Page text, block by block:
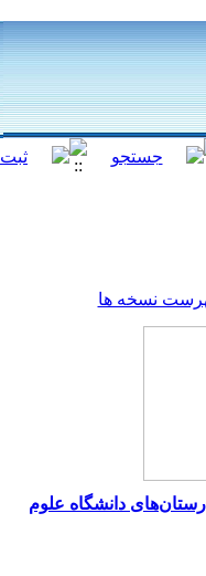
نسخه ها
دانشگاه علوم